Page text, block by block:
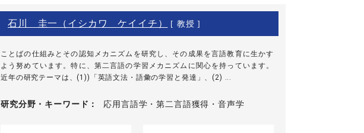
石川 圭一（イシカワ ケイイチ） [ 教授 ]
ことばの仕組みとその認知メカニズムを研究し、その成果を言語教育に生かす
よう努めています。特に、第二言語の学習メカニズムに関心を持っています。
近年の研究テーマは、(1))「英語文法・語彙の学習と発達」、(2) ...
研究分野・ キーワード 応用言語学・第二言語獲得・音声学